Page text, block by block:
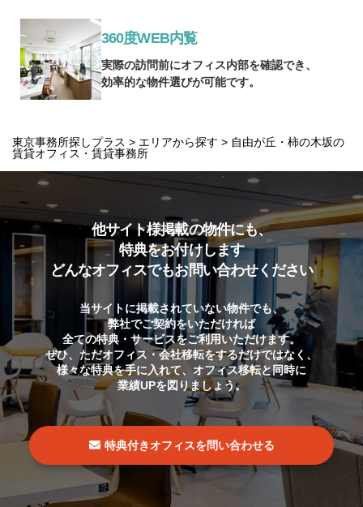
360度WEB内覧
実際の訪問前にオフィス内部を確認でき、
効率的な物件選びが可能です。
東京事務所探しプラス > エリアから探す > 自由が丘・柿の木坂の
賃貸オフィス・賃貸事務所
他サイト様掲載の物件にも、
特典をお付けします
どんなオフィスでもお問い合わせください
当サイトに掲載されていない物件でも、
弊社でご契約をいただければ
全ての特典・サービスをご利用いただけます。
ぜひ、ただオフィス・会社移転をするだけではなく、
様々な特典を手に入れて、オフィス移転と同時に
業績UPを図りましょう。
特典付きオフィスを問い合わせる